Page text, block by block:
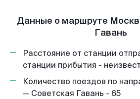
Данные о маршруте
Гавань
Расстояние от станции
станции прибытия -
Количество поездов по
— Советская Гавань - 65